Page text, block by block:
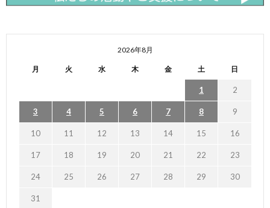
2026年8月
月 火 水 木 金 土 日
1 2
3 4 5 6 7 8 9
10 11 12 13 14 15 16
17 18 19 20 21 22 23
24 25 26 27 28 29 30
31